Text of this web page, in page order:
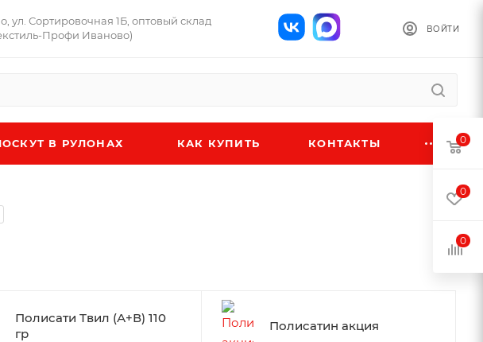
ул. Сортировочная 1Б, оптовый склад
Профи Иваново)
ВОЙТИ
В РУЛОНАХ КАК КУПИТЬ КОНТАКТЫ
Полисати Твил (А+В) 110
гр
Полисатин акция
0
0
0